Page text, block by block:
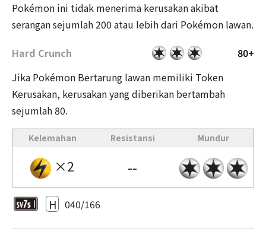
Pokémon ini tidak menerima kerusakan akibat
serangan sejumlah 200 atau lebih dari Pokémon lawan.
Hard Crunch
80+
Jika Pokémon Bertarung lawan memiliki Token
Kerusakan, kerusakan yang diberikan bertambah
sejumlah 80.
Kelemahan Resistansi Mundur
×2 --
H 040/166